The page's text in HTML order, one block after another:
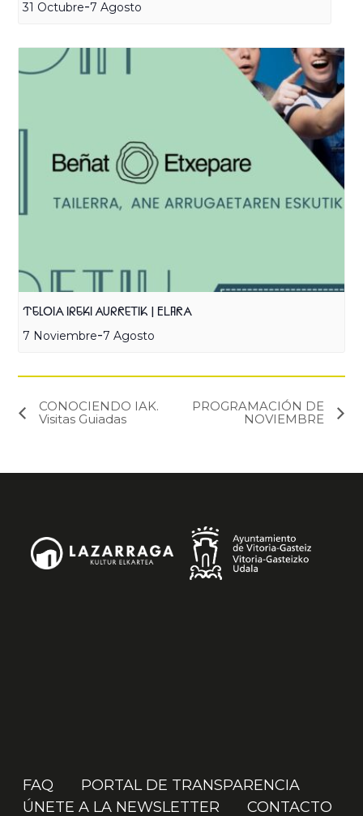
31 Octubre-7 Agosto
TELOIA IREKI AURRETIK | ELARA
7 Noviembre-7 Agosto
CONOCIENDO IAK.
Visitas Guiadas
PROGRAMACIÓN DE
NOVIEMBRE
FAQ
PORTAL DE TRANSPARENCIA
ÚNETE A LA NEWSLETTER
CONTACTO